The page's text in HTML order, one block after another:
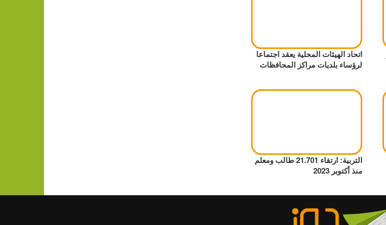
اتحاد الهيئات المحلية يعقد اجتماعا
لرؤساء بلديات مراكز المحافظات
التربية: ارتقاء 21.701 طالب ومعلم
منذ أكتوبر 2023